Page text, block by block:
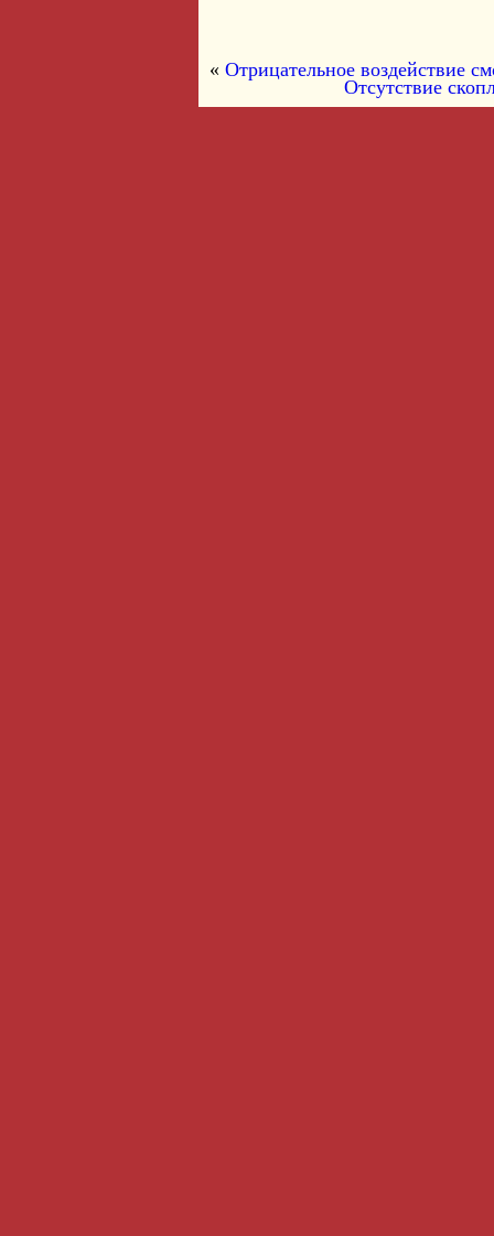
« Отрицательное воздействие
Отсутствие